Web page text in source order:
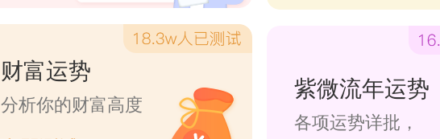
财富运势
分析你的财富高度
紫微流年运势
各项运势详批，